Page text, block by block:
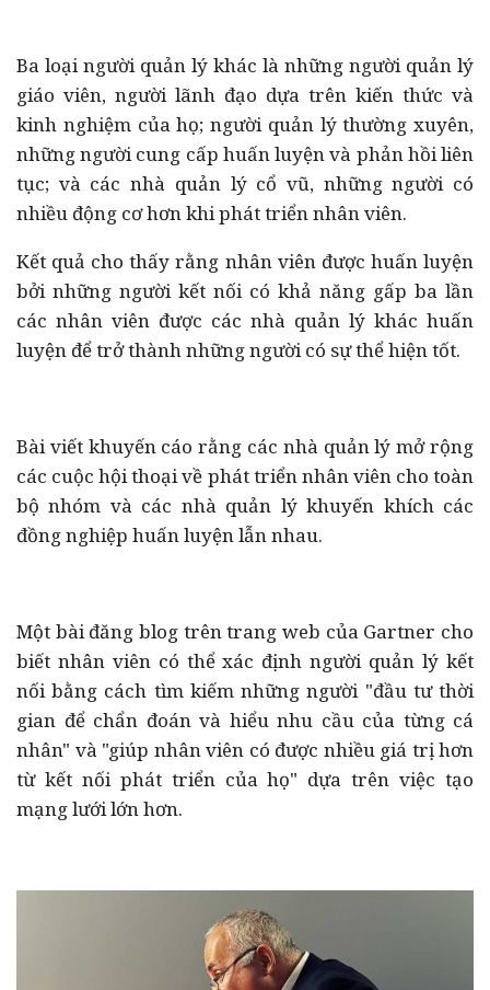
Ba loại người quản lý khác là những người quản lý
giáo viên, người lãnh đạo dựa trên kiến thức và
kinh nghiệm của họ; người quản lý thường xuyên,
những người cung cấp huấn luyện và phản hồi liên
tục; và các nhà quản lý cổ vũ, những người có
nhiều động cơ hơn khi phát triển nhân viên.
Kết quả cho thấy rằng nhân viên được huấn luyện
bởi những người kết nối có khả năng gấp ba lần
các nhân viên được các nhà quản lý khác huấn
luyện để trở thành những người có sự thể hiện tốt.
Bài viết khuyến cáo rằng các nhà quản lý mở rộng
các cuộc hội thoại về phát triển nhân viên cho toàn
bộ nhóm và các nhà quản lý khuyến khích các
đồng nghiệp huấn luyện lẫn nhau.
Một bài đăng blog trên trang web của Gartner cho
biết nhân viên có thể xác định người quản lý kết
nối bằng cách tìm kiếm những người "đầu tư thời
gian để chẩn đoán và hiểu nhu cầu của từng cá
nhân" và "giúp nhân viên có được nhiều giá trị hơn
từ kết nối phát triển của họ" dựa trên việc tạo
mạng lưới lớn hơn.